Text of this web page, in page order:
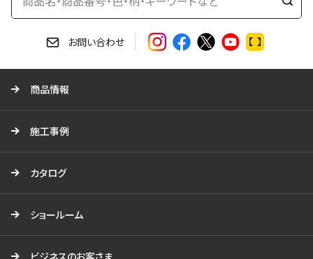
検
お問い合わせ
商品情報
施工事例
カタログ
ショールーム
ビジネスのお客さま